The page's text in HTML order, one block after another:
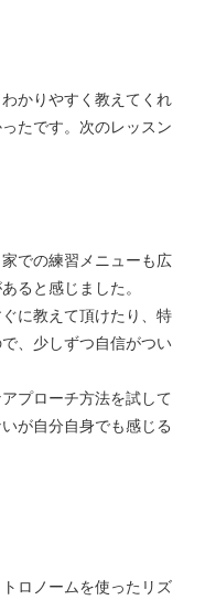
かりやすく教えてくれ
たです。次のレッスン
での練習メニューも広
ると感じました。
に教えて頂けたり、特
、少しずつ自信がつい
プローチ方法を試して
が自分自身でも感じる
ロノームを使ったリズ